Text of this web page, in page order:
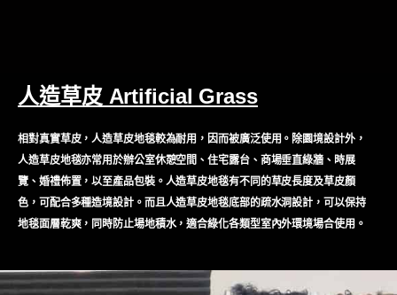
人造草皮 Artificial Grass
相對真實草皮，人造草皮地毯較為耐用，因而被廣泛使用。除園境設計外，
人造草皮地毯亦常用於辦公室休憩空間、住宅露台、商場垂直綠牆、時展
覽、婚禮佈置，以至產品包裝。人造草皮地毯有不同的草皮長度及草皮顏
色，可配合多種造境設計。而且人造草皮地毯底部的疏水洞設計，可以保持
地毯面層乾爽，同時防止場地積水，適合綠化各類型室內外環境場合使用。